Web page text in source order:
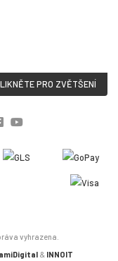
PRO ZVĚTŠENÍ
vyhrazena.
& INNOIT